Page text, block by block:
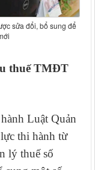
sửa đổi, bổ sung để
thuế TMĐT
Luật Quản
thi hành từ
lý thuế số